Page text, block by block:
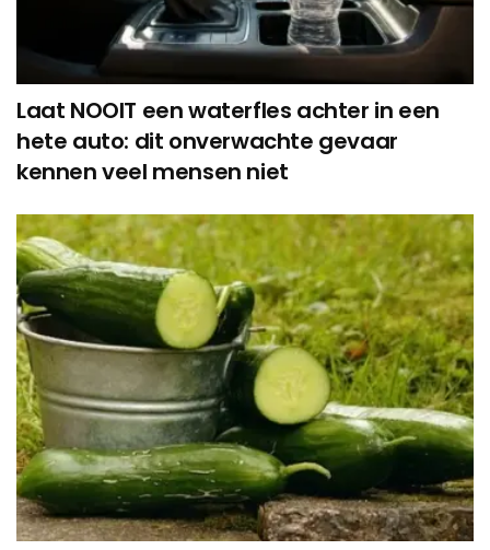
Laat NOOIT een waterfles achter in een
hete auto: dit onverwachte gevaar
kennen veel mensen niet